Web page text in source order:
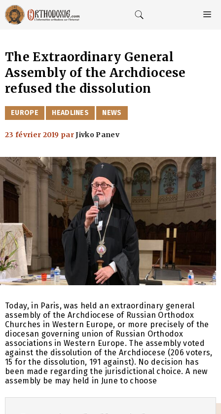
Aller
au
contenu
The Extraordinary General
Assembly of the Archdiocese
refused the dissolution
CATÉGORIES
EUROPE HEADLINES NEWS
23 février 2019 parJivko Panev
Today, in Paris, was held an extraordinary general
assembly of the Archdiocese of Russian Orthodox
Churches in Western Europe, or more precisely of the
diocesan governing union of Russian Orthodox
associations in Western Europe. The assembly voted
against the dissolution of the Archdiocese (206 voters,
15 for the dissolution, 191 against). No decision has
been made regarding the jurisdictional choice. A new
assembly be may held in June to choose